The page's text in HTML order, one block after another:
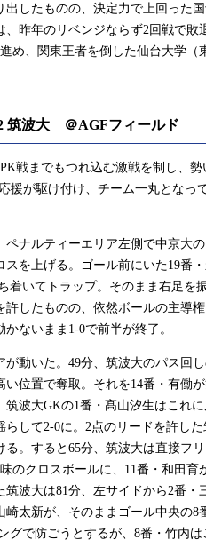
したものの、決定力で上回った国
、昨年のリベンジならず2回戦で敗
め、関東王者を倒した仙台大学（
筑波大 ＠AGFフィールド
戦までもつれ込む激戦を制し、
援が駆け付け、チーム一丸となっ
ナルティーエリア左側で中京大
を上げる。ゴール前にいた19番
着いてトラップ。そのまま右足を
許したものの、依然ボールの主導
ないまま1-0で前半が終了。
動いた。49分、筑波大のパス回
位置で奪取。それを14番・有働
筑波大GKの1番・髙山汐生はこれ
らして2-0に。2点のリードを許し
る。すると65分、筑波大は直接フ
のクロスボールに、11番・和田育
波大は81分、左サイドから2番・
崎太新が、そのままゴール中央の8
グで防ごうとするが、8番・竹内